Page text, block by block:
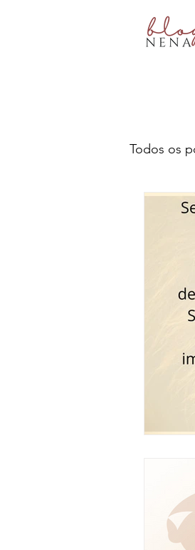
Todos os